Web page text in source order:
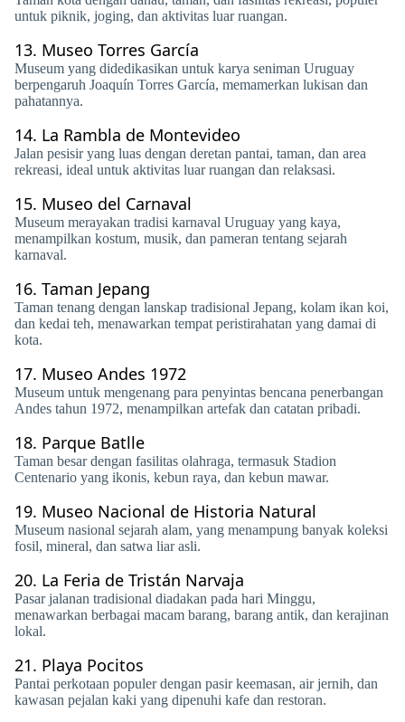
untuk piknik, joging, dan aktivitas luar ruangan.
13. Museo Torres García
Museum yang didedikasikan untuk karya seniman Uruguay
berpengaruh Joaquín Torres García, memamerkan lukisan dan
pahatannya.
14. La Rambla de Montevideo
Jalan pesisir yang luas dengan deretan pantai, taman, dan area
rekreasi, ideal untuk aktivitas luar ruangan dan relaksasi.
15. Museo del Carnaval
Museum merayakan tradisi karnaval Uruguay yang kaya,
menampilkan kostum, musik, dan pameran tentang sejarah
karnaval.
16. Taman Jepang
Taman tenang dengan lanskap tradisional Jepang, kolam ikan koi,
dan kedai teh, menawarkan tempat peristirahatan yang damai di
kota.
17. Museo Andes 1972
Museum untuk mengenang para penyintas bencana penerbangan
Andes tahun 1972, menampilkan artefak dan catatan pribadi.
18. Parque Batlle
Taman besar dengan fasilitas olahraga, termasuk Stadion
Centenario yang ikonis, kebun raya, dan kebun mawar.
19. Museo Nacional de Historia Natural
Museum nasional sejarah alam, yang menampung banyak koleksi
fosil, mineral, dan satwa liar asli.
20. La Feria de Tristán Narvaja
Pasar jalanan tradisional diadakan pada hari Minggu,
menawarkan berbagai macam barang, barang antik, dan kerajinan
lokal.
21. Playa Pocitos
Pantai perkotaan populer dengan pasir keemasan, air jernih, dan
kawasan pejalan kaki yang dipenuhi kafe dan restoran.